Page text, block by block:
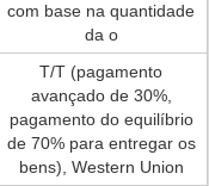
com base na quantidade
da o
T/T (pagamento
avançado de 30%,
pagamento do equilíbrio
de 70% para entregar os
bens), Western Union